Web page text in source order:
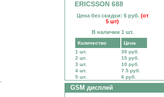
ERICSSON 688
Цена без скидки: 6 руб. (от
5 шт)
В наличии 1 шт.
Количество
Цена
1 шт.
30 руб.
2 шт.
15 руб.
3 шт.
10 руб.
4 шт.
7.5 руб.
5 шт.
6 руб.
GSM дисплей